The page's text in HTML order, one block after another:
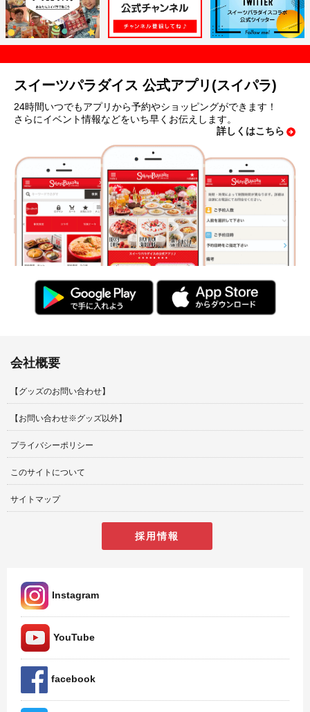
スイーツパラダイス 公式アプリ(スイパラ)
24時間いつでもアプリから予約やショッピングができます！
さらにイベント情報などをいち早くお伝えします。
詳しくはこちら
会社概要
【グッズのお問い合わせ】
【お問い合わせ※グッズ以外】
プライバシーポリシー
このサイトについて
サイトマップ
採用情報
Instagram
YouTube
facebook